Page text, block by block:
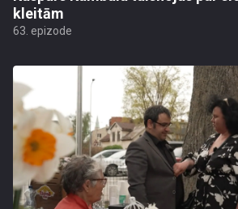
kleitām
63. epizode